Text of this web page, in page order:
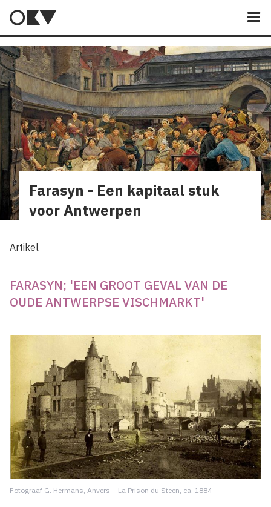
Farasyn - Een kapitaal stuk
voor Antwerpen
Artikel
Fotograaf G. Hermans, Anvers – La Prison du Steen, ca. 1884
FARASYN; 'EEN GROOT GEVAL VAN DE
OUDE ANTWERPSE VISCHMARKT'